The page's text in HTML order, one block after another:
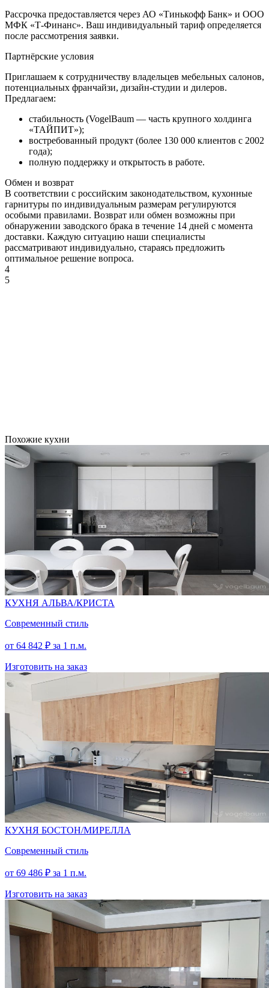
ДУБ
ВИНТАЖ
ОКСИД
ДУБ
КРАФТ
ЗОЛОТОЙ
ДУБ
КРАФТ
СЕРЫЙ
КАШЕМИР
СЕРЫЙ
КУБАНИТ
СЕРЫЙ
СЕРЫЙ
КАМЕНЬ
СЕРЫЙ
СОСНА
КАСЦИНА
Рассрочка предоставляется через АО «Тинькофф Банк» и ООО
МФК «Т-Финанс». Ваш индивидуальный тариф определяется
после рассмотрения заявки.
Партнёрские условия
Приглашаем к сотрудничеству владельцев мебельных салонов,
потенциальных франчайзи, дизайн-студии и дилеров.
Предлагаем:
стабильность (VogelBaum — часть крупного холдинга
«ТАЙПИТ»);
востребованный продукт (более 130 000 клиентов с 2002
года);
полную поддержку и открытость в работе.
Обмен и возврат
В соответствии с российским законодательством, кухонные
гарнитуры по индивидуальным размерам регулируются
особыми правилами. Возврат или обмен возможны при
обнаружении заводского брака в течение 14 дней с момента
доставки. Каждую ситуацию наши специалисты
рассматривают индивидуально, стараясь предложить
оптимальное решение вопроса.
4
5
Похожие кухни
КУХНЯ АЛЬВА/КРИСТА
Современный стиль
от 64 842 ₽ за 1 п.м.
Изготовить на заказ
КУХНЯ БОСТОН/МИРЕЛЛА
Современный стиль
от 69 486 ₽ за 1 п.м.
Изготовить на заказ